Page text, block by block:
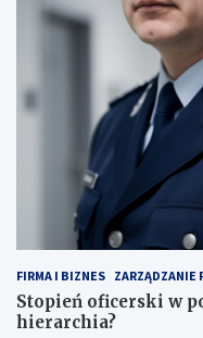
FIRMA I BIZNES ZARZĄDZANIE
Stopień oficerski w
hierarchia?